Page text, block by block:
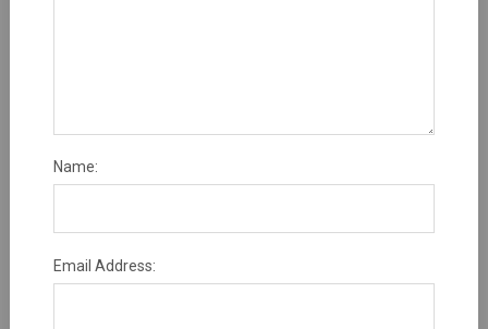
Name:
Email Address: